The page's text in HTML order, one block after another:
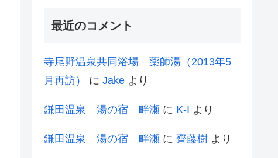
最近のコメント
寺尾野温泉共同浴場 薬師湯（2013年5
月再訪）
に Jake より
鎌田温泉 湯の宿 畔瀬 に K-I より
鎌田温泉 湯の宿 畔瀬 に 齊藤樹 より